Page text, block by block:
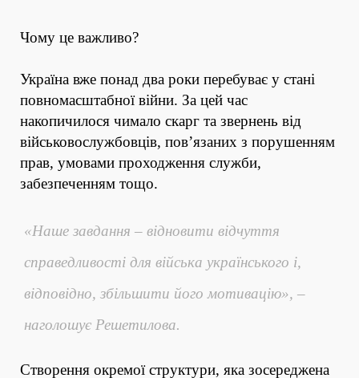
Чому це важливо?
Україна вже понад два роки перебуває у стані
повномасштабної війни. За цей час
накопичилося чимало скарг та звернень від
військовослужбовців, пов’язаних з порушенням
прав, умовами проходження служби,
забезпеченням тощо.
«Наше завдання – відновити відчуття
справедливості для війська українського і,
відповідно, збільшити його мотивацію», –
наголошує Решетилова.
Створення окремої структури, яка зосереджена